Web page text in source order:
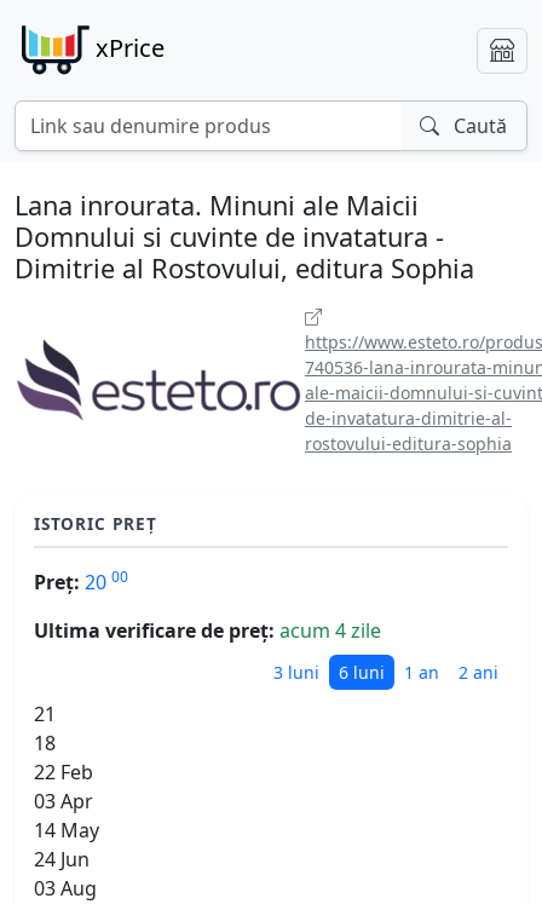
xPrice
Caută
Lana inrourata. Minuni ale Maicii
Domnului si cuvinte de invatatura -
Dimitrie al Rostovului, editura Sophia
https://www.esteto.ro/
740536-lana-inrourata-
ale-maicii-domnului-si-
de-invatatura-dimitrie-al-
rostovului-editura-sophia
ISTORIC PREȚ
Preț: 20 00
Ultima verificare de preț: acum 4 zile
3 luni 6 luni 1 an 2 ani
21
18
22 Feb
03 Apr
14 May
24 Jun
03 Aug